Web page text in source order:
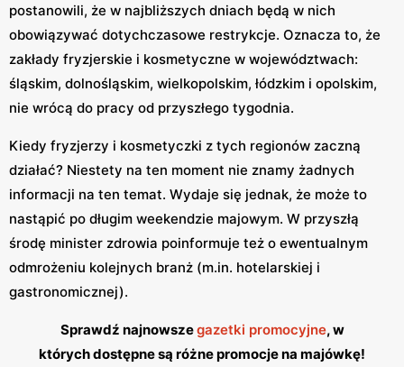
postanowili, że w najbliższych dniach będą w nich
obowiązywać dotychczasowe restrykcje. Oznacza to, że
zakłady fryzjerskie i kosmetyczne w województwach:
śląskim, dolnośląskim, wielkopolskim, łódzkim i opolskim,
nie wrócą do pracy od przyszłego tygodnia.
Kiedy fryzjerzy i kosmetyczki z tych regionów zaczną
działać? Niestety na ten moment nie znamy żadnych
informacji na ten temat. Wydaje się jednak, że może to
nastąpić po długim weekendzie majowym. W przyszłą
środę minister zdrowia poinformuje też o ewentualnym
odmrożeniu kolejnych branż (m.in. hotelarskiej i
gastronomicznej).
Sprawdź najnowszegazetki promocyjne, w
których dostępne są różne promocje na majówkę!